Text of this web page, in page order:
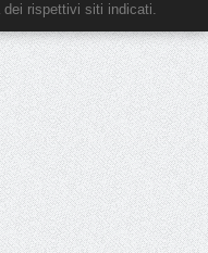
rispettivi siti indicati.